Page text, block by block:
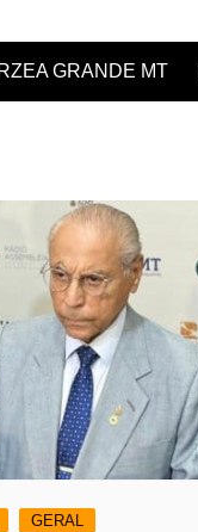
GRANDE MT
GERAL